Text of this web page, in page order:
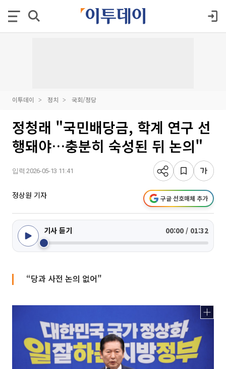
이투데이 정치 국회/정당
정청래 "국민배당금, 학계 연구 선
행돼야…충분히 숙성된 뒤 논의"
입력 2026-05-13 11:41
정상원 기자 구글 선호매체 추가
기사 듣기 00:00 / 01:32
“당과 사전 논의 없어"